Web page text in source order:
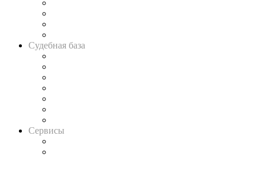
Судебная база
Сервисы